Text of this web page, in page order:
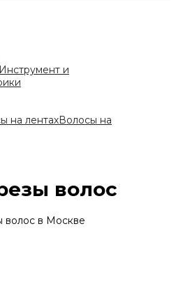
Инструмент и
на лентахВолосы на
волос